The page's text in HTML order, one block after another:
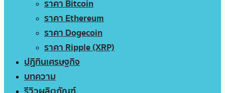
ราคา Bitcoin
ราคา Ethereum
ราคา Dogecoin
ราคา Ripple (XRP)
ปฏิทินเศรษฐกิจ
บทความ